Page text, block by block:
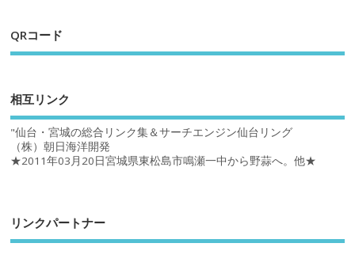
QRコード
相互リンク
"仙台・宮城の総合リンク集＆サーチエンジン仙台リング
（株）朝日海洋開発
★2011年03月20日宮城県東松島市鳴瀬一中から野蒜へ。他★
リンクパートナー